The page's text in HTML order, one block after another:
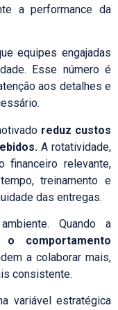
a performance da
equipes engajadas
Esse número é
aos detalhes e
reduz custos
A rotatividade,
financeiro relevante,
treinamento e
das entregas.
Quando a
comportamento
a colaborar mais,
consistente.
variável estratégica